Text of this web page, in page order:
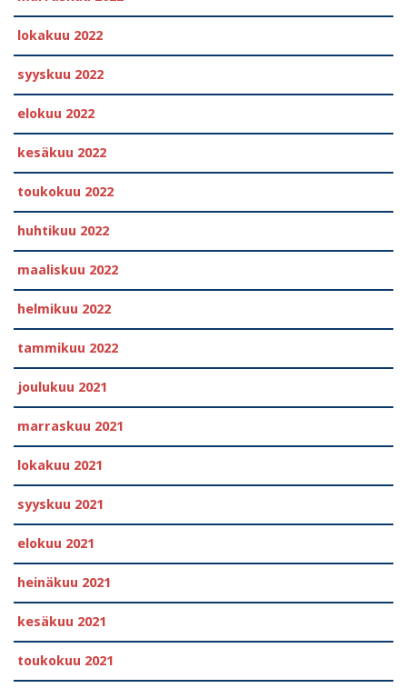
lokakuu 2022
syyskuu 2022
elokuu 2022
kesäkuu 2022
toukokuu 2022
huhtikuu 2022
maaliskuu 2022
helmikuu 2022
tammikuu 2022
joulukuu 2021
marraskuu 2021
lokakuu 2021
syyskuu 2021
elokuu 2021
heinäkuu 2021
kesäkuu 2021
toukokuu 2021